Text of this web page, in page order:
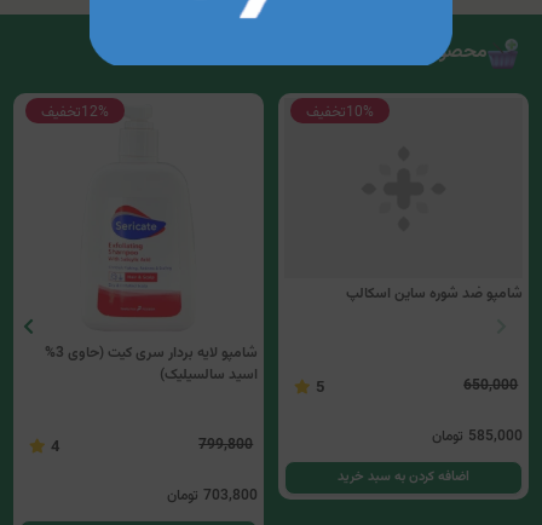
محصولات مرتبط
10%تخفیف
650,000
585,000 تومان
12%تخفیف
شامپو لایه بردار سری کیت (حاوی 3%
اسید سالسیلیک)
799,800
4
703,800 تومان